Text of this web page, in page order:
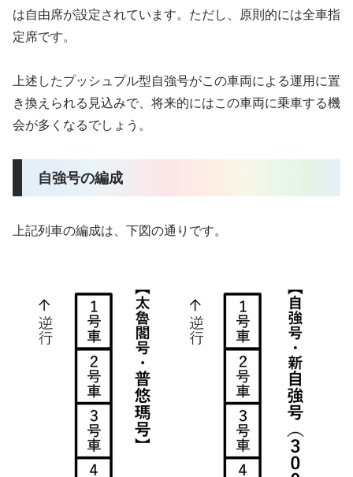
は自由席が設定されています。ただし、原則的には全車指
定席です。
上述したプッシュプル型自強号がこの車両による運用に置
き換えられる見込みで、将来的にはこの車両に乗車する機
会が多くなるでしょう。
自強号の編成
上記列車の編成は、下図の通りです。